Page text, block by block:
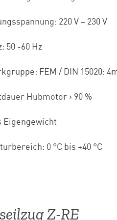
220 V – 230 V
50 -60 Hz
FEM / DIN 15020:
Hubmotor > 90 %
Eigengewicht
0 °C bis +40 °C
Z-RE